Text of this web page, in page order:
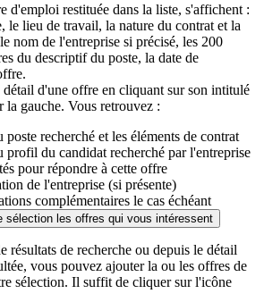
d'emploi restituée dans la liste, s'affichent :
le lieu de travail, la nature du contrat et la
nom de l'entreprise si précisé, les 200
du descriptif du poste, la date de
détail d'une offre en cliquant sur son intitulé
la gauche. Vous retrouvez :
poste recherché et les éléments de contrat
profil du candidat recherché par l'entreprise
pour répondre à cette offre
de l'entreprise (si présente)
complémentaires le cas échéant
sélection les offres qui vous intéressent
résultats de recherche ou depuis le détail
vous pouvez ajouter la ou les offres de
sélection. Il suffit de cliquer sur l'icône